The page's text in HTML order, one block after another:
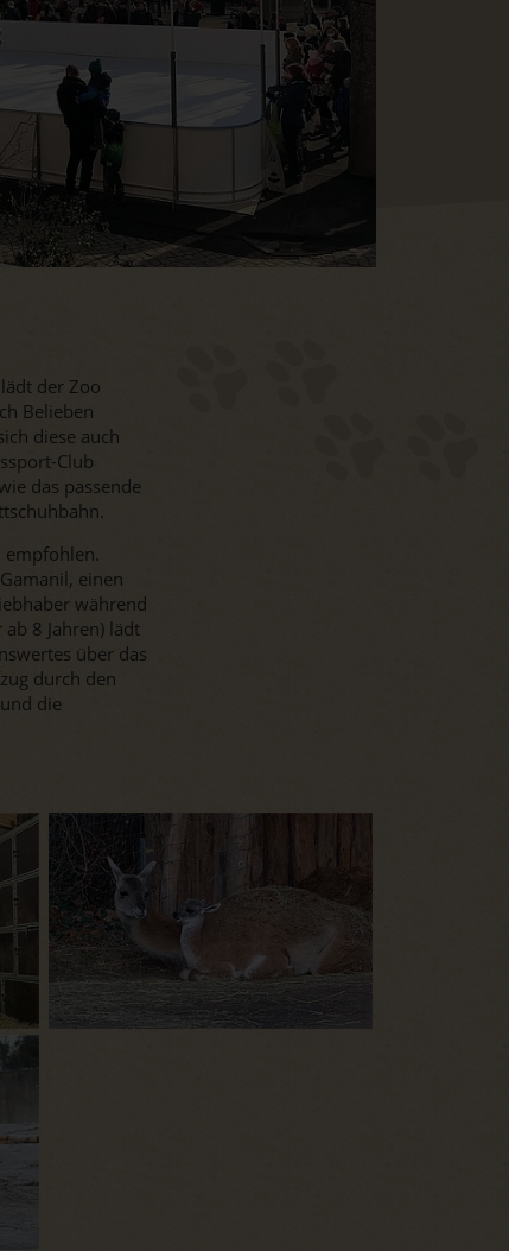
der Zoo
Belieben
diese auch
Club
das passende
empfohlen.
einen
während
8 Jahren) lädt
über das
durch den
die